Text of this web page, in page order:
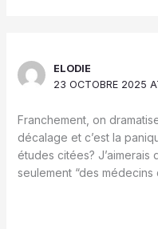
ELODIE
23 OCTOBRE 2025
Franchement, on
décalage et c’est la
études citées?
seulement “des médecins